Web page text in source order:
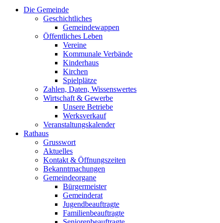
Die Gemeinde
Geschichtliches
Gemeindewappen
Öffentliches Leben
Vereine
Kommunale Verbände
Kinderhaus
Kirchen
Spielplätze
Zahlen, Daten, Wissenswertes
Wirtschaft & Gewerbe
Unsere Betriebe
Werksverkauf
Veranstaltungskalender
Rathaus
Grusswort
Aktuelles
Kontakt & Öffnungszeiten
Bekanntmachungen
Gemeindeorgane
Bürgermeister
Gemeinderat
Jugendbeauftragte
Familienbeauftragte